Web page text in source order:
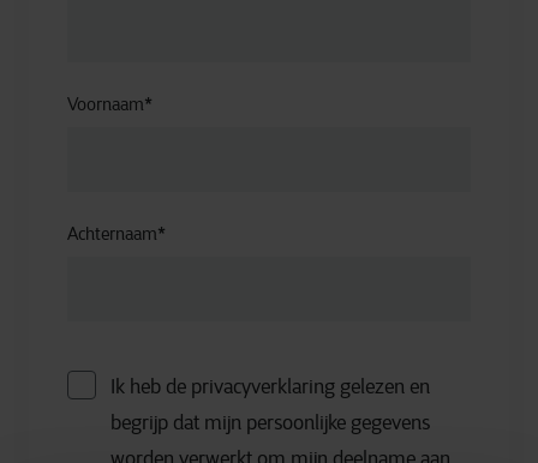
Voornaam*
Achternaam*
Ik heb de privacyverklaring gelezen en
begrijp dat mijn persoonlijke gegevens
worden verwerkt om mijn deelname aan